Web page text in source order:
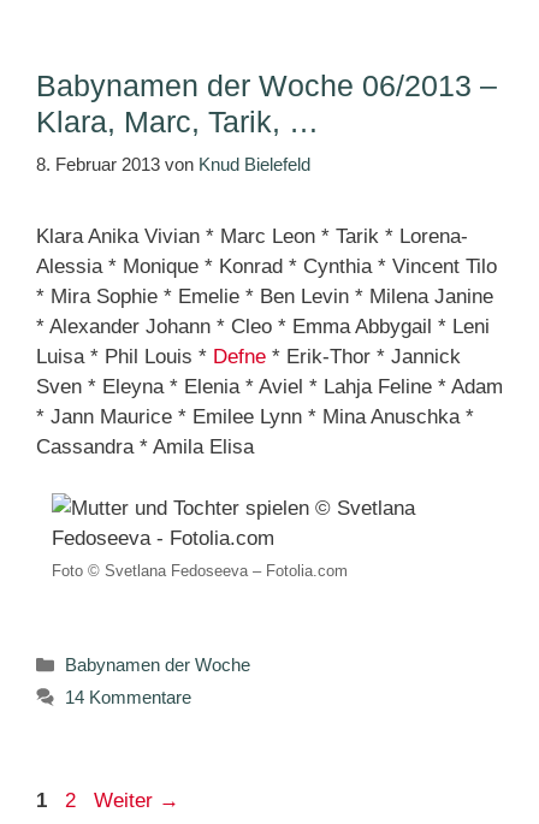
Babynamen der Woche 06/2013 –
Klara, Marc, Tarik, …
8. Februar 2013 von Knud Bielefeld
Klara Anika Vivian * Marc Leon * Tarik * Lorena-
Alessia * Monique * Konrad * Cynthia * Vincent Tilo
* Mira Sophie * Emelie * Ben Levin * Milena Janine
* Alexander Johann * Cleo * Emma Abbygail * Leni
Luisa * Phil Louis * Defne * Erik-Thor * Jannick
Sven * Eleyna * Elenia * Aviel * Lahja Feline * Adam
* Jann Maurice * Emilee Lynn * Mina Anuschka *
Cassandra * Amila Elisa
Foto © Svetlana Fedoseeva – Fotolia.com
Kategorien
Babynamen der Woche
14 Kommentare
Seite
1 Seite
2 Weiter →